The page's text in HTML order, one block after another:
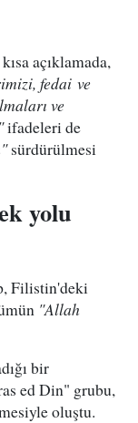
açıklamada,
fedai ve
ve
ifadeleri de
sürdürülmesi
yolu
Filistin'deki
"Allah
bir
ed Din" grubu,
oluştu.